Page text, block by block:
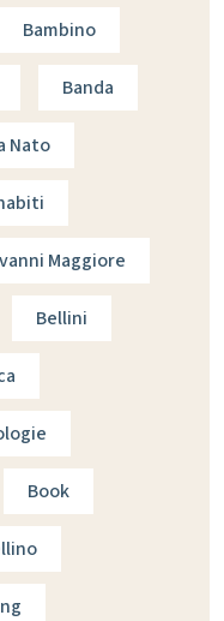
Bambino
Banda
Nato
Maggiore
Bellini
Book